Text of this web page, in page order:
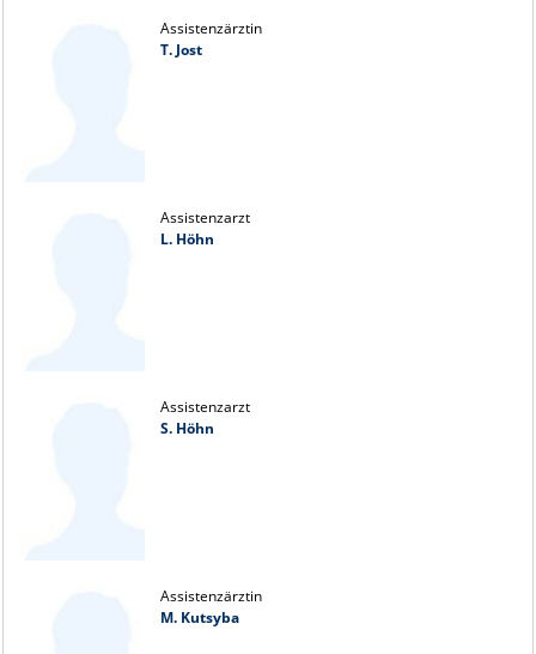
Assistenzärztin
T. Jost
Assistenzarzt
L. Höhn
Assistenzarzt
S. Höhn
Assistenzärztin
M. Kutsyba